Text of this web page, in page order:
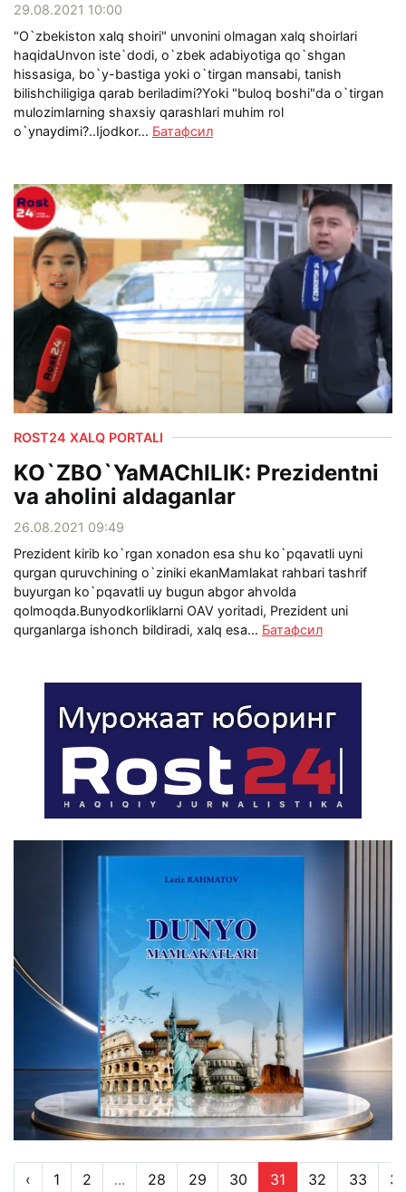
29.08.2021 10:00
"O`zbekiston xalq shoiri" unvonini olmagan xalq shoirlari
haqidaUnvon iste`dodi, o`zbek adabiyotiga qo`shgan
hissasiga, bo`y-bastiga yoki o`tirgan mansabi, tanish
bilishchiligiga qarab beriladimi?Yoki "buloq boshi"da o`tirgan
mulozimlarning shaxsiy qarashlari muhim rol
o`ynaydimi?..Ijodkor... Батафсил
ROST24 XALQ PORTALI
KO`ZBO`YaMAChILIK: Prezidentni
va aholini aldaganlar
26.08.2021 09:49
Prezident kirib ko`rgan xonadon esa shu ko`pqavatli uyni
qurgan quruvchining o`ziniki ekanMamlakat rahbari tashrif
buyurgan ko`pqavatli uy bugun abgor ahvolda
qolmoqda.Bunyodkorliklarni OAV yoritadi, Prezident uni
qurganlarga ishonch bildiradi, xalq esa... Батафсил
‹ 1 2 ... 28 29 30 31 32 33